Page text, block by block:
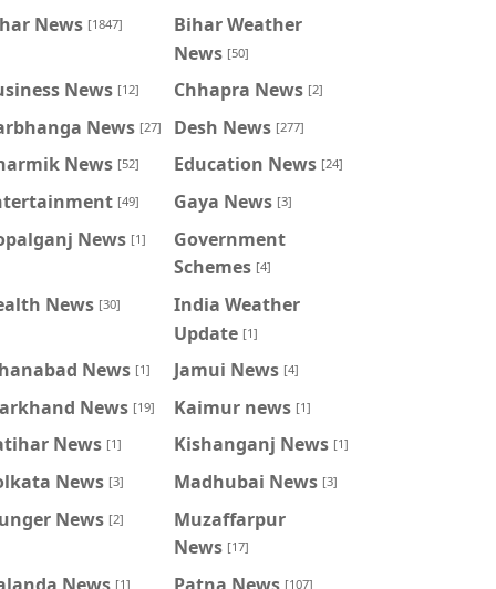
News [1847]
Bihar Weather
News [50]
News [12] Chhapra News [2]
News [27] Desh News [277]
News [52] Education News [24]
[49] Gaya News [3]
News [1]
Government
Schemes [4]
News [30]
India Weather
Update [1]
News [1] Jamui News [4]
News [19] Kaimur news [1]
News [1] Kishanganj News [1]
News [3] Madhubai News [3]
News [2]
Muzaffarpur
News [17]
News [1] Patna News [107]